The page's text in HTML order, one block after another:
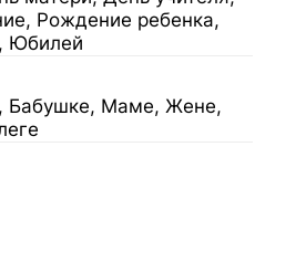
Рождение ребенка,
Юбилей
Бабушке, Маме, Жене,